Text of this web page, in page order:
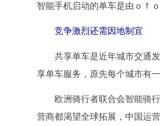
智能手机启动的单车是由ｏｆ
竞争激烈还需因地制宜
共享单车是近年城市交通发
享单车服务，原先每个城市有
欧洲骑行者联合会智能骑行
营商都渴望全球拓展，中国运